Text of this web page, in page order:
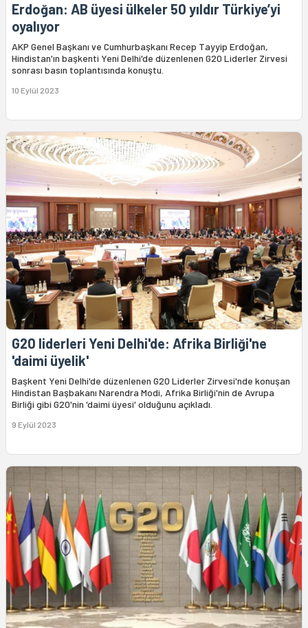
Erdoğan: AB üyesi ülkeler 50 yıldır Türkiye’yi
oyalıyor
AKP Genel Başkanı ve Cumhurbaşkanı Recep Tayyip Erdoğan,
Hindistan'ın başkenti Yeni Delhi'de düzenlenen G20 Liderler Zirvesi
sonrası basın toplantısında konuştu.
10 Eylül 2023
G20 liderleri Yeni Delhi'de: Afrika Birliği'ne
'daimi üyelik'
Başkent Yeni Delhi'de düzenlenen G20 Liderler Zirvesi'nde konuşan
Hindistan Başbakanı Narendra Modi, Afrika Birliği'nin de Avrupa
Birliği gibi G20'nin 'daimi üyesi' olduğunu açıkladı.
9 Eylül 2023